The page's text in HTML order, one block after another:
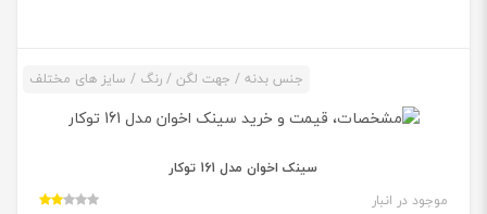
جنس بدنه / جهت لگن / رنگ / سایز های مختلف
سینک اخوان مدل 161 توکار
موجود در انبار